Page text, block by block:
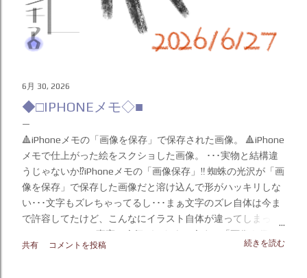
6月 30, 2026
◆□IPHONEメモ◇■
🔺iPhoneメモの「画像を保存」で保存された画像。 🔺iPhone
メモで仕上がった絵をスクショした画像。 ･･･実物と結構違
うじゃないか⁉️iPhoneメモの「画像保存」‼️ 蜘蛛の光沢が「画
像を保存」で保存した画像だと溶け込んで形がハッキリしな
い･･･文字もズレちゃってるし･･･まぁ文字のズレ自体は今ま
で許容してたけど、こんなにイラスト自体が違ってしまって
いるとは･･･ この事実に今気づいたよ。今まで「画像を保存
する」で保存した画像しかハードディスク（◀︎画像＆動画保
共有 コメントを投稿 続きを読む